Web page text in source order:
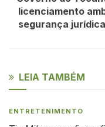
licenciamento
segurança
LEIA TAMBÉM
ENTRETENIMENTO